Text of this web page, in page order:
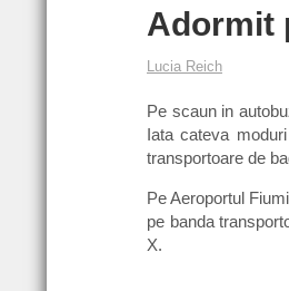
Adormit
Lucia Reich
Pe scaun in
Iata cateva
transportoare de
Pe Aeroportul
pe banda
X.